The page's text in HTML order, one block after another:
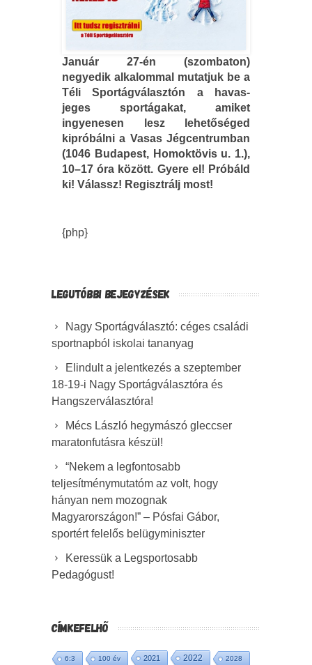
Január 27-én (szombaton)
negyedik alkalommal mutatjuk be a
Téli Sportágválasztón a havas-
jeges sportágakat, amiket
ingyenesen lesz lehetőséged
kipróbálni a Vasas Jégcentrumban
(1046 Budapest, Homoktövis u. 1.),
10–17 óra között. Gyere el! Próbáld
ki! Válassz! Regisztrálj most!
{php}
LEGUTÓBBI BEJEGYZÉSEK
Nagy Sportágválasztó: céges családi
sportnapból iskolai tananyag
Elindult a jelentkezés a szeptember
18-19-i Nagy Sportágválasztóra és
Hangszerválasztóra!
Mécs László hegymászó gleccser
maratonfutásra készül!
“Nekem a legfontosabb
teljesítménymutatóm az volt, hogy
hányan nem mozognak
Magyarországon!” – Pósfai Gábor,
sportért felelős belügyminiszter
Keressük a Legsportosabb
Pedagógust!
CÍMKEFELHŐ
6:3 100 év 2021 2022 2028